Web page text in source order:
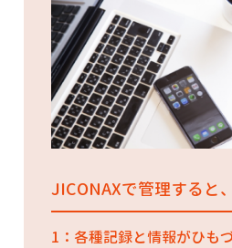
JICONAXで管理すると
1：各種記録と情報がひも